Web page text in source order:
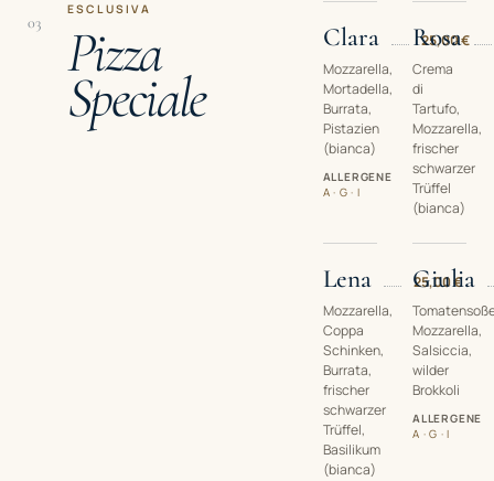
03
ESCLUSIVA
Pizza
Speciale
Clara
25,00 €
Mozzarella,
Mortadella,
Burrata,
Pistazien
(bianca)
ALLERGENE
A · G · I
Rosa
Crema
di
Tartufo,
Mozzarella,
frischer
schwarzer
Trüffel
(bianca)
Lena
25,00 €
Mozzarella,
Coppa
Schinken,
Burrata,
frischer
schwarzer
Trüffel,
Basilikum
(bianca)
Giulia
Mozzarella,
Salsiccia,
wilder
Brokkoli
ALLERGENE
A · G · I